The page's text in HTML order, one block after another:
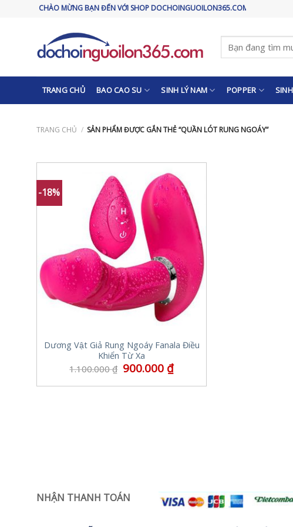
CHÀO MỪNG BẠN ĐẾN VỚI SHOP DOCHOINGUOILON365.COM
Tìm
kiếm:
TRANG CHỦ BAO CAO SU SINH LÝ NAM POPPER
TRANG CHỦ / SẢN PHẨM ĐƯỢC GẮN THẺ “QUẦN LÓT RUNG NGOÁY”
-18%
Dương Vật Giả Rung Ngoáy Fanala Điều
Khiển Từ Xa
1.100.000₫ 900.000 ₫
NHẬN THANH TOÁN